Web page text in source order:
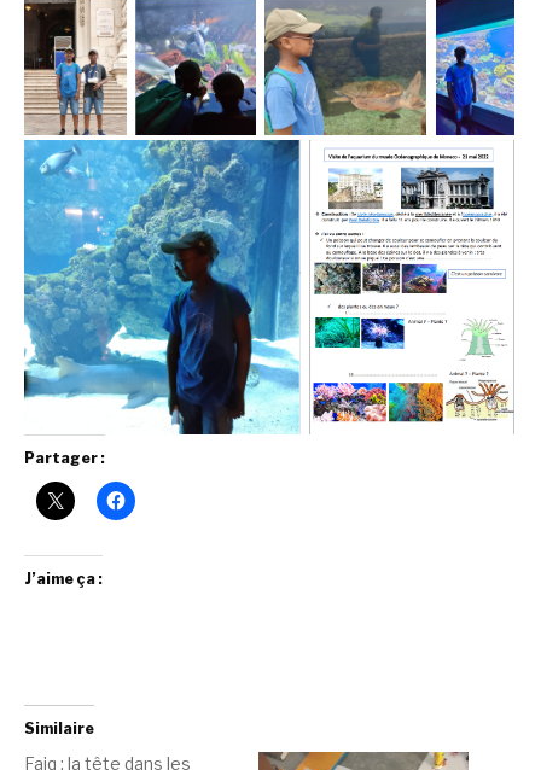
Partager :
J’aime ça :
Similaire
Faiq : la tête dans les